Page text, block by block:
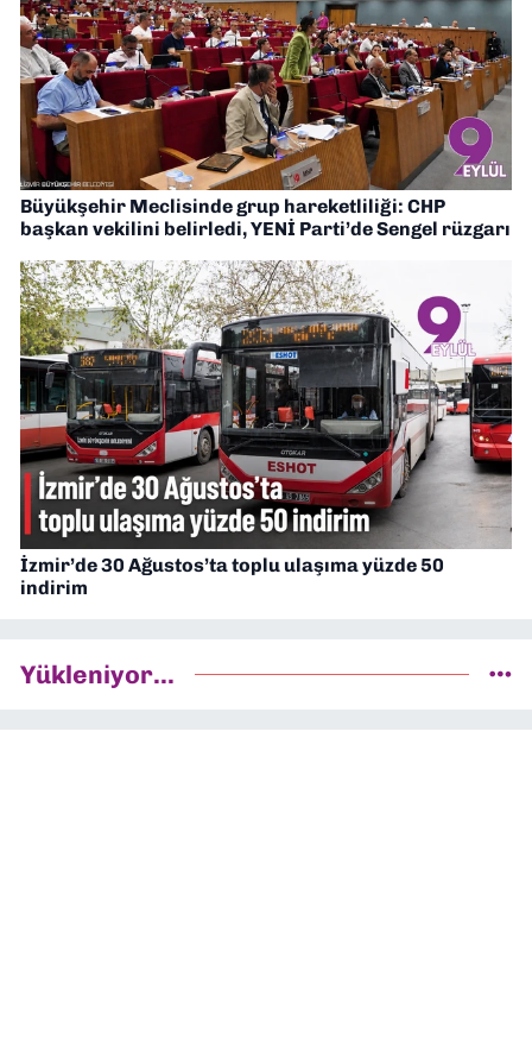
Büyükşehir Meclisinde grup hareketliliği: CHP
başkan vekilini belirledi, YENİ Parti’de Sengel rüzgarı
İzmir’de 30 Ağustos’ta toplu ulaşıma yüzde 50
indirim
Yükleniyor...